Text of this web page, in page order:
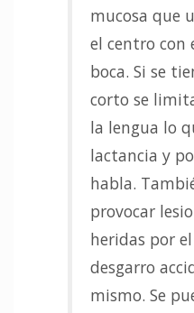
mucosa que
el centro con
boca. Si se
corto se
la lengua lo
lactancia y
habla.
provocar
heridas por
desgarro
mismo. Se